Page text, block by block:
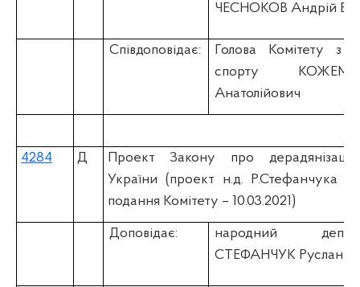
ЧЕСНОКОВ Андрій
Співдоповідає:
Голова Комітету з
спорту
Анатолійович
4284 Д
Проект Закону про дерадянізацію
України (проект н.д. Р.Стефанчука
подання Комітету – 10.03.2021)
Доповідає:
народний
СТЕФАНЧУК Руслан